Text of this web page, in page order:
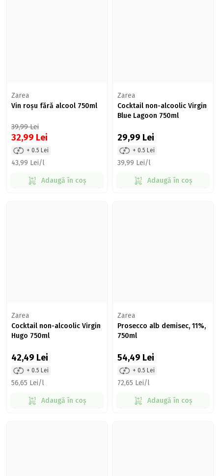
Zarea
Vin roșu fără alcool 750ml
39,99Lei
32,99 Lei
+ 0.5 Lei
43,99 Lei/l
Adaugă în coș
Zarea
Cocktail non-alcoolic Virgin
Blue Lagoon 750ml
29,99 Lei
+ 0.5 Lei
39,99 Lei/l
Adaugă în coș
Zarea
Cocktail non-alcoolic Virgin
Hugo 750ml
42,49 Lei
+ 0.5 Lei
56,65 Lei/l
Adaugă în coș
Zarea
Prosecco alb demisec, 11%,
750ml
54,49 Lei
+ 0.5 Lei
72,65 Lei/l
Adaugă în coș